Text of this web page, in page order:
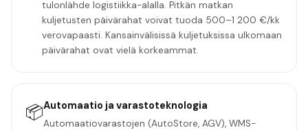
tulonlähde logistiikka-alalla. Pitkän matkan
kuljetusten päivärahat voivat tuoda 500–1 200 €/kk
verovapaasti. Kansainvälisissä kuljetuksissa ulkomaan
päivärahat ovat vielä korkeammat.
📦Automaatio ja varastoteknologia
Automaatiovarastojen (AutoStore, AGV), WMS-